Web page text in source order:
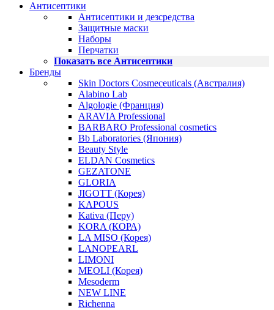
Антисептики
Антисептики и дезсредства
Защитные маски
Наборы
Перчатки
Показать все Антисептики
Бренды
Skin Doctors Cosmeceuticals (Австралия)
Alabino Lab
Algologie (Франция)
ARAVIA Professional
BARBARO Professional cosmetics
Bb Laboratories (Япония)
Beauty Style
ELDAN Cosmetics
GEZATONE
GLORIA
JIGOTT (Корея)
KAPOUS
Kativa (Перу)
KORA (КОРА)
LA MISO (Корея)
LANOPEARL
LIMONI
MEOLI (Корея)
Mesoderm
NEW LINE
Richenna